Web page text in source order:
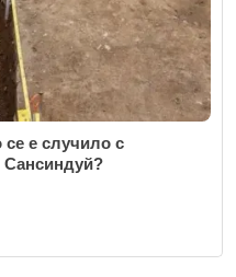
се е случило с
Сансиндуй?